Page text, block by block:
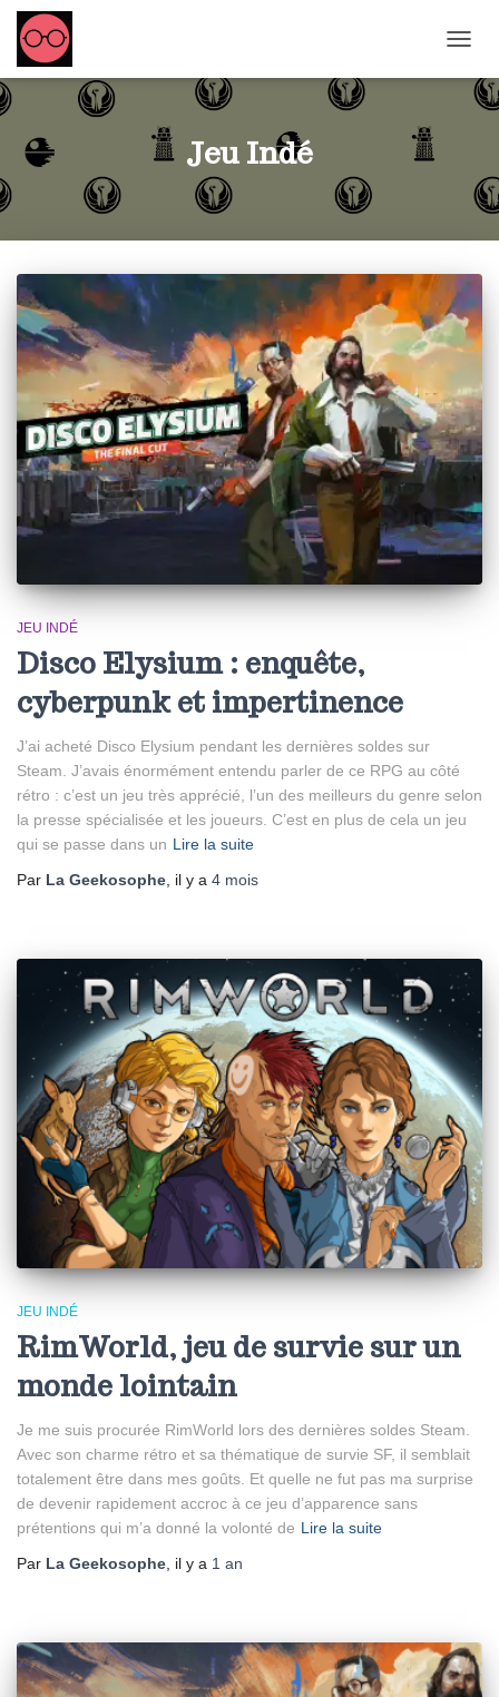
Jeu Indé
JEU INDÉ
Disco Elysium : enquête,
cyberpunk et impertinence
J’ai acheté Disco Elysium pendant les dernières soldes sur
Steam. J’avais énormément entendu parler de ce RPG au côté
rétro : c’est un jeu très apprécié, l’un des meilleurs du genre selon
la presse spécialisée et les joueurs. C’est en plus de cela un jeu
qui se passe dans un Lire la suite
Par La Geekosophe , il y a 4 mois
JEU INDÉ
RimWorld, jeu de survie sur un
monde lointain
Je me suis procurée RimWorld lors des dernières soldes Steam.
Avec son charme rétro et sa thématique de survie SF, il semblait
totalement être dans mes goûts. Et quelle ne fut pas ma surprise
de devenir rapidement accroc à ce jeu d’apparence sans
prétentions qui m’a donné la volonté de Lire la suite
Par La Geekosophe, il y a 1 an